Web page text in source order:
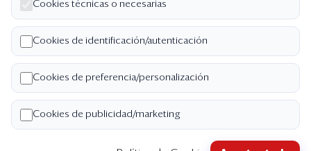
Nosotros
Quiénes somos
Código de ética
Términos y Condiciones
Cookies técnicas o necesarias
Cookies de identificación/autenticación
Cookies de preferencia/personalización
Cookies de publicidad/marketing